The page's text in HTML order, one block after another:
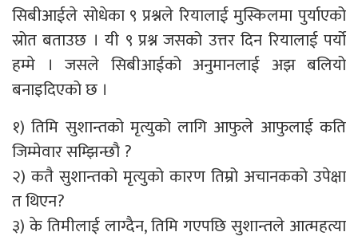
सिबीआईले सोधेका ९ प्रश्नले रियालाई मुस्किलमा पुर्याएको
स्रोत बताउछ । यी ९ प्रश्न जसको उत्तर दिन रियालाई पर्यो
हम्मे । जसले सिबीआईको अनुमानलाई अझ बलियो
बनाइदिएको छ ।
१) तिमि सुशान्तको मृत्युको लागि आफुले आफुलाई कति
जिम्मेवार सम्झिन्छौ ?
२) कतै सुशान्तको मृत्युको कारण तिम्रो अचानकको उपेक्षा
त थिएन?
३) के तिमीलाई लाग्दैन, तिमि गएपछि सुशान्तले आत्महत्या